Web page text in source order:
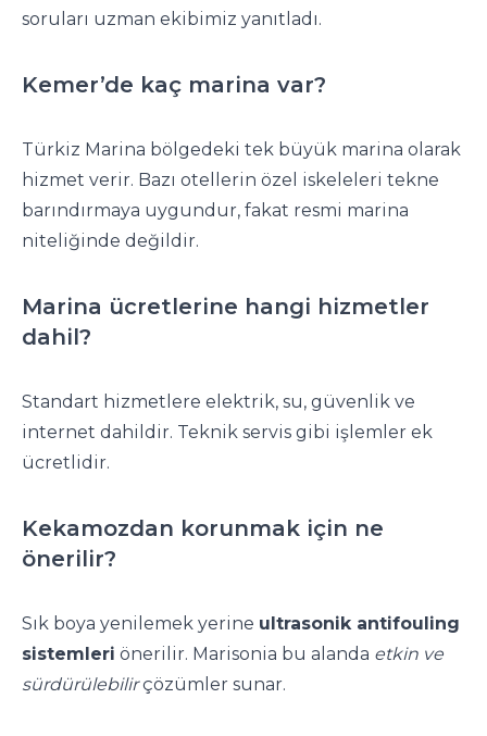
soruları uzman ekibimiz yanıtladı.
Kemer’de kaç marina var?
Türkiz Marina bölgedeki tek büyük marina olarak
hizmet verir. Bazı otellerin özel iskeleleri tekne
barındırmaya uygundur, fakat resmi marina
niteliğinde değildir.
Marina ücretlerine hangi hizmetler
dahil?
Standart hizmetlere elektrik, su, güvenlik ve
internet dahildir. Teknik servis gibi işlemler ek
ücretlidir.
Kekamozdan korunmak için ne
önerilir?
Sık boya yenilemek yerine ultrasonik antifouling
sistemleri önerilir. Marisonia bu alanda etkin ve
sürdürülebilirçözümler sunar.